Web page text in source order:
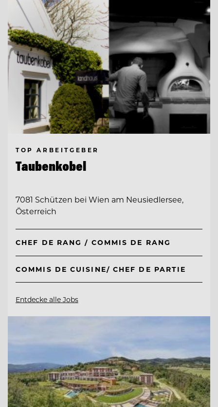
TOP ARBEITGEBER
Taubenkobel
7081 Schützen bei Wien am Neusiedlersee,
Österreich
CHEF DE RANG / COMMIS DE RANG
COMMIS DE CUISINE/ CHEF DE PARTIE
Entdecke alle Jobs